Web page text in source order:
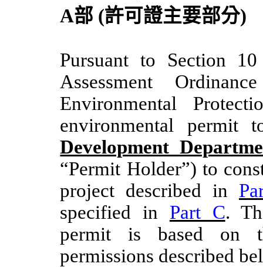
A部 (許可證主要部分)
Pursuant to Section
Assessment
Environmental
environmental
Development
“Permit Holder”) to
project described in
specified in Part C.
permit is based on
permissions described